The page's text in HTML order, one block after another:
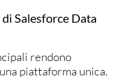
Salesforce Data
rendono
piattaforma unica.